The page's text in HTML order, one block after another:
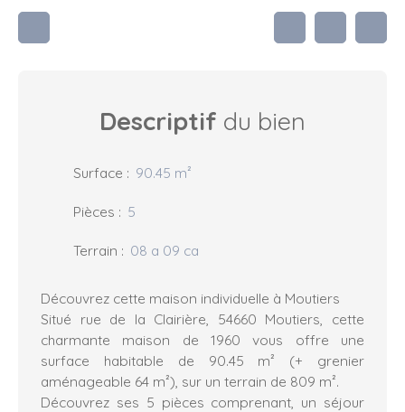
Descriptif du bien
Surface : 90.45 m²
Pièces : 5
Terrain : 08 a 09 ca
Découvrez cette maison individuelle à Moutiers
Situé rue de la Clairière, 54660 Moutiers, cette
charmante maison de 1960 vous offre une
surface habitable de 90.45 m² (+ grenier
aménageable 64 m²), sur un terrain de 809 m².
Découvrez ses 5 pièces comprenant, un séjour